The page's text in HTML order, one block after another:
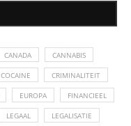
CANADA CANNABIS
COCAINE CRIMINALITEIT
EUROPA FINANCIEEL
LEGAAL LEGALISATIE